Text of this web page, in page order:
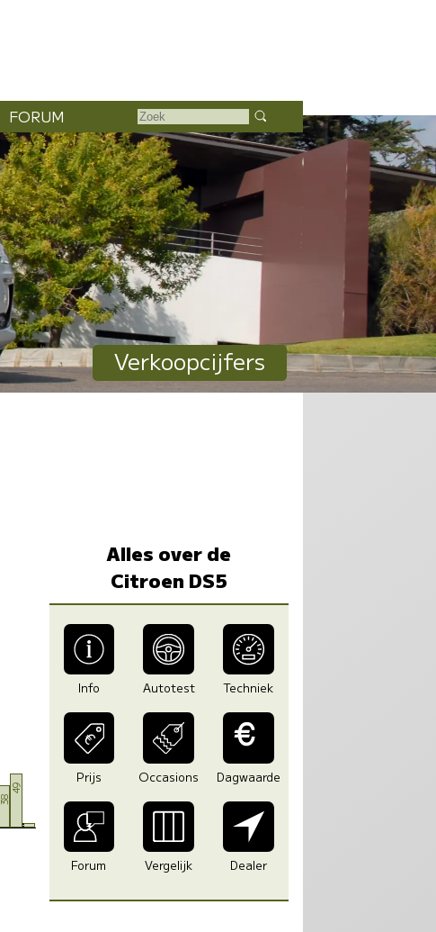
FORUM
Verkoopcijfers
38
49
Alles over de
Citroen DS5
Info Autotest Techniek
Prijs Occasions Dagwaarde
Forum Vergelijk Dealer